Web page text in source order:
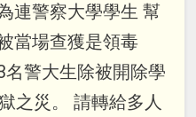
連警察大學學生 幫
當場查獲是領毒
警大生除被開除學
之災。 請轉給多人